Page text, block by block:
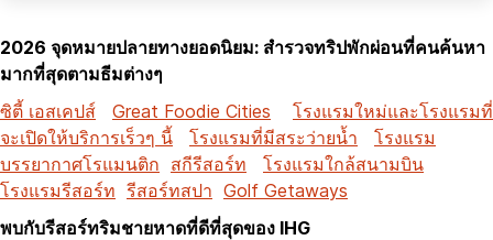
2026 จุดหมายปลายทางยอดนิยม: สำรวจทริปพักผ่อนที่คนค้นหา
มากที่สุดตามธีมต่างๆ
ซิตี้ เอสเคปส์
Great Foodie Cities
โรงแรมใหม่และโรงแรมที่
จะเปิดให้บริการเร็วๆ นี้
โรงแรมที่มีสระว่ายน้ำ
โรงแรม
บรรยากาศโรแมนติก สกีรีสอร์ท
โรงแรมใกล้สนามบิน
โรงแรมรีสอร์ท รีสอร์ทสปา Golf Getaways
พบกับรีสอร์ทริมชายหาดที่ดีที่สุดของ IHG